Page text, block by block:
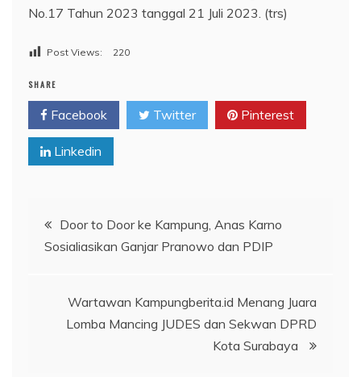
No.17 Tahun 2023 tanggal 21 Juli 2023. (trs)
Post Views: 220
SHARE
Facebook Twitter Pinterest
Linkedin
Navigasi
pos
Door to Door ke Kampung, Anas Karno
Sosialiasikan Ganjar Pranowo dan PDIP
Wartawan Kampungberita.id Menang Juara
Lomba Mancing JUDES dan Sekwan DPRD
Kota Surabaya